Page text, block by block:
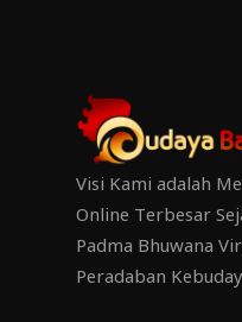
Visi Kami adalah
Online Terbesar
Padma Bhuwana
Peradaban